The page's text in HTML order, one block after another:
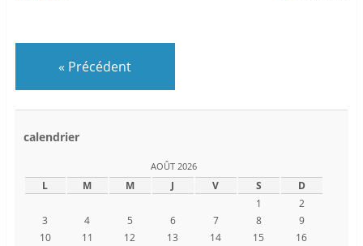
« Précédent
calendrier
AOÛT 2026
L M M J V S D
1
2
3
4 5 6 7 8
9
10
11 12 13 14 15
16